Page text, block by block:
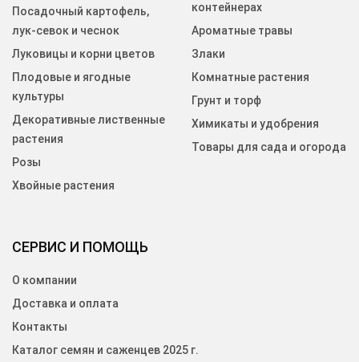
СЕРВИС И ПОМОЩЬ
О компании
Доставка и оплата
Контакты
Каталог семян и саженцев 2025 г.
Посадочный картофель,
лук-севок и чеснок
Луковицы и корни цветов
Плодовые и ягодные
культуры
Декоративные лиственные
растения
Розы
Хвойные растения
контейнерах
Ароматные травы
Злаки
Комнатные растения
Грунт и торф
Химикаты и удобрения
Товары для сада и огорода